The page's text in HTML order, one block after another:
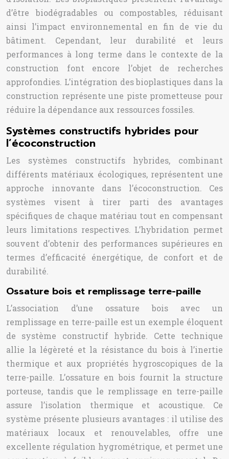
d’être biodégradables ou compostables, réduisant
ainsi l’impact environnemental en fin de vie du
bâtiment. Cependant, leur durabilité et leurs
performances à long terme dans le contexte de la
construction font encore l’objet de recherches
approfondies. L’intégration des bioplastiques dans la
construction représente une piste prometteuse pour
réduire la dépendance aux ressources fossiles.
Systèmes constructifs hybrides pour
l’écoconstruction
Les systèmes constructifs hybrides, combinant
différents matériaux écologiques, représentent une
approche innovante dans l’écoconstruction. Ces
systèmes visent à tirer parti des avantages
spécifiques de chaque matériau tout en compensant
leurs limitations respectives. L’hybridation permet
souvent d’obtenir des performances supérieures en
termes d’efficacité énergétique, de confort et de
durabilité.
Ossature bois et remplissage terre-paille
L’association d’une ossature bois avec un
remplissage en terre-paille est un exemple éloquent
de système constructif hybride. Cette technique
allie la légèreté et la résistance du bois à l’inertie
thermique et aux propriétés hygroscopiques de la
terre-paille. L’ossature en bois fournit la structure
porteuse, tandis que le remplissage en terre-paille
assure l’isolation thermique et acoustique. Ce
système présente plusieurs avantages : il utilise des
matériaux locaux et renouvelables, offre une
excellente régulation hygrométrique, et permet une